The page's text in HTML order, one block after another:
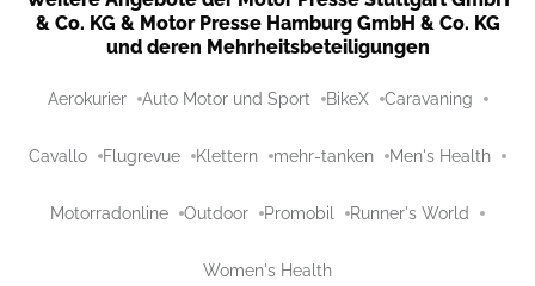
& Co. KG & Motor Presse Hamburg GmbH & Co. KG
und deren Mehrheitsbeteiligungen
Aerokurier Auto Motor und Sport BikeX Caravaning
Cavallo Flugrevue Klettern mehr-tanken Men's Health
Motorradonline Outdoor Promobil Runner's World
Women's Health